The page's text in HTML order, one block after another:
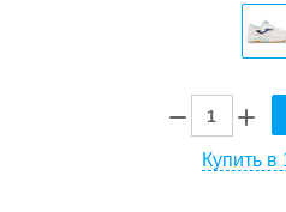
Купить в